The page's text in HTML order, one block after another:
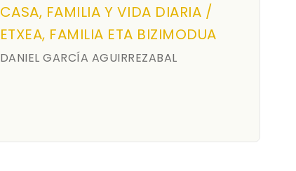
CASA, FAMILIA Y VIDA DIARIA /
ETXEA, FAMILIA ETA BIZIMODUA
DANIEL GARCÍA AGUIRREZABAL